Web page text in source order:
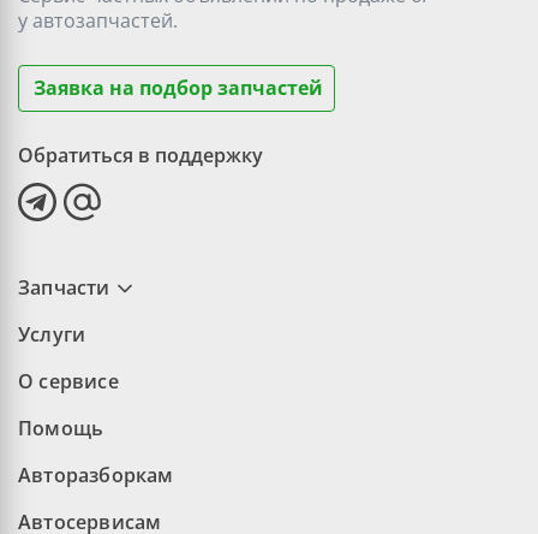
уавтозапчастей.
Заявка на подбор запчастей
Обратиться в поддержку
Запчасти
Услуги
О сервисе
Помощь
Авторазборкам
Автосервисам